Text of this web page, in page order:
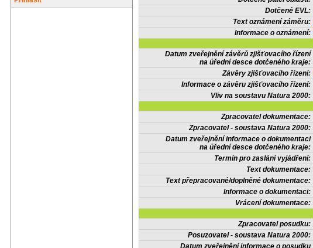
Dotčené EVL:
Text oznámení záměru:
Informace o oznámení:
Datum zveřejnění závěrů zjišťovacího řízení
na úřední desce dotčeného kraje:
Závěry zjišťovacího řízení:
Informace o závěru zjišťovacího řízení:
Vliv na soustavu Natura 2000:
Zpracovatel dokumentace:
Zpracovatel - soustava Natura 2000:
Datum zveřejnění informace o dokumentaci
na úřední desce dotčeného kraje:
Termín pro zaslání vyjádření:
Text dokumentace:
Text přepracované/doplněné dokumentace:
Informace o dokumentaci:
Vrácení dokumentace:
Zpracovatel posudku:
Posuzovatel - soustava Natura 2000:
Datum zveřejnění informace o posudku